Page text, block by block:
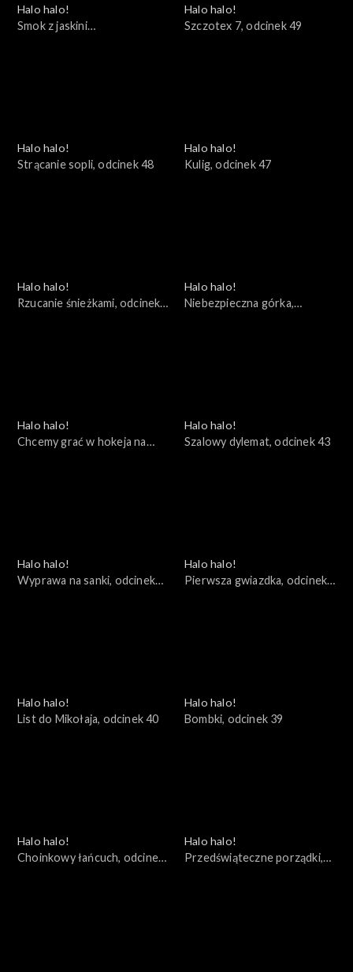
Halo halo!
Smok z jaskini
Halo halo!
Szczotex 7, odcinek 49
Halo halo!
Strącanie sopli, odcinek 48
Halo halo!
Kulig, odcinek 47
Halo halo!
Rzucanie śnieżkami, odcinek
Halo halo!
Niebezpieczna górka,
Halo halo!
Chcemy grać w hokeja na
Halo halo!
Szalowy dylemat, odcinek 43
Halo halo!
Wyprawa na sanki, odcinek
Halo halo!
Pierwsza gwiazdka, odcinek
Halo halo!
List do Mikołaja, odcinek 40
Halo halo!
Bombki, odcinek 39
Halo halo!
Choinkowy łańcuch, odcinek
Halo halo!
Przedświąteczne porządki,